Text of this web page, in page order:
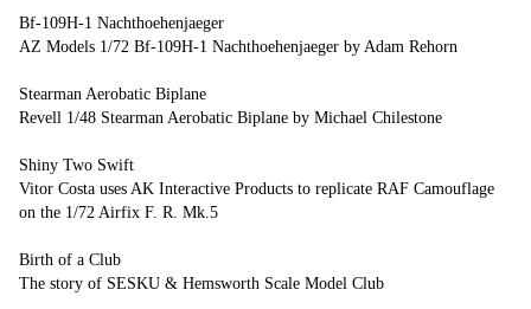
Bf-109H-1 Nachthoehenjaeger
AZ Models 1/72 Bf-109H-1 Nachthoehenjaeger by Adam Rehorn
Stearman Aerobatic Biplane
Revell 1/48 Stearman Aerobatic Biplane by Michael Chilestone
Shiny Two Swift
Vitor Costa uses AK Interactive Products to replicate RAF Camouflage
on the 1/72 Airfix F. R. Mk.5
Birth of a Club
The story of SESKU & Hemsworth Scale Model Club